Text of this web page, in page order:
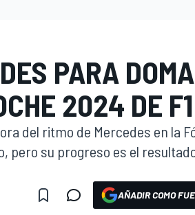
PARA
2024 DE F1
del ritmo de Mercedes en la
pero su progreso es el
AÑADIR COMO